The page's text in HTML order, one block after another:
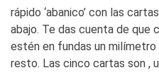
rápido ‘abanico’ con las
abajo. Te das cuenta de que
estén en fundas un milímetro
resto. Las cinco cartas son ,